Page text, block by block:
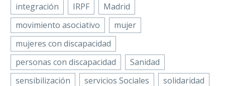
integración
IRPF
Madrid
movimiento asociativo
mujer
mujeres con discapacidad
personas con discapacidad
Sanidad
sensibilización
servicios Sociales
solidaridad